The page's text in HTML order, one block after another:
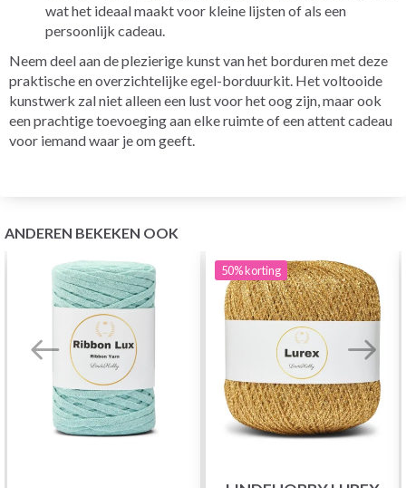
wat het ideaal maakt voor kleine lijsten of als een
persoonlijk cadeau.
Neem deel aan de plezierige kunst van het borduren met deze
praktische en overzichtelijke egel-borduurkit. Het voltooide
kunstwerk zal niet alleen een lust voor het oog zijn, maar ook
een prachtige toevoeging aan elke ruimte of een attent cadeau
voor iemand waar je om geeft.
ANDEREN BEKEKEN OOK
50%korting